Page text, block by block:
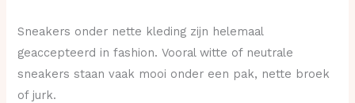
Sneakers onder nette kleding zijn helemaal
geaccepteerd in fashion. Vooral witte of neutrale
sneakers staan vaak mooi onder een pak, nette broek
of jurk.